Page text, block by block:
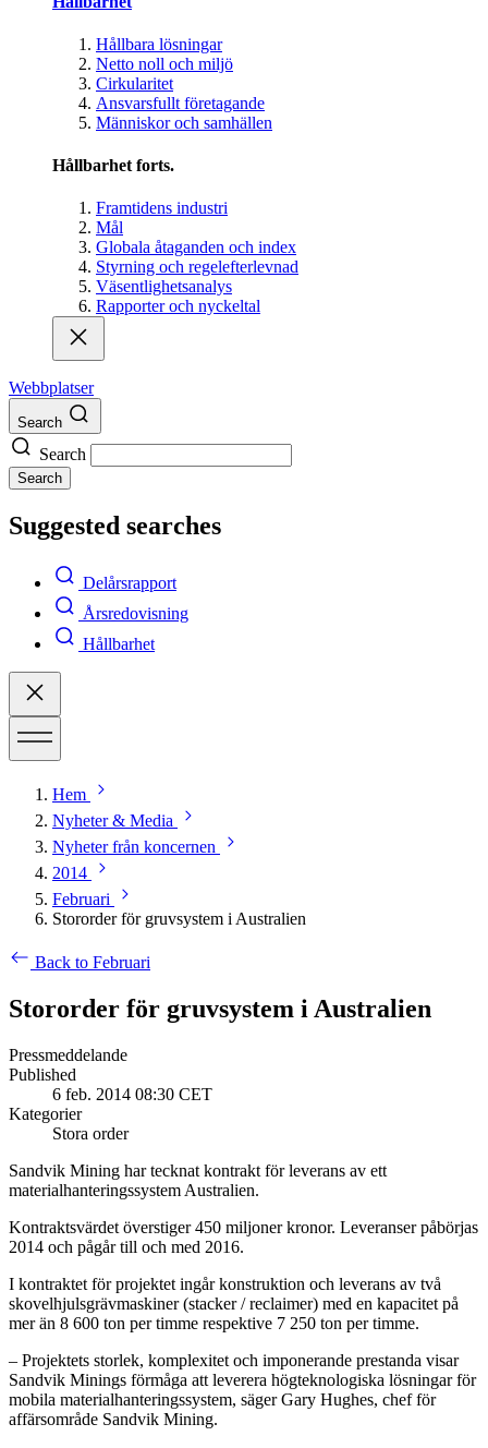
Hållbara lösningar
Netto noll och miljö
Cirkularitet
Ansvarsfullt företagande
Människor och samhällen
Hållbarhet forts.
Framtidens industri
Mål
Globala åtaganden och index
Styrning och regelefterlevnad
Väsentlighetsanalys
Rapporter och nyckeltal
Webbplatser
Search
Search
Search
Suggested searches
Delårsrapport
Årsredovisning
Hållbarhet
Hem
Nyheter & Media
Nyheter från koncernen
2014
Februari
Stororder för gruvsystem i Australien
Back to Februari
Stororder för gruvsystem i Australien
Pressmeddelande
Published
6 feb. 2014 08:30 CET
Kategorier
Stora order
Sandvik Mining har tecknat kontrakt för leverans av ett
materialhanteringssystem Australien.
Kontraktsvärdet överstiger 450 miljoner kronor. Leveranser påbörjas
2014 och pågår till och med 2016.
I kontraktet för projektet ingår konstruktion och leverans av två
skovelhjulsgrävmaskiner (stacker / reclaimer) med en kapacitet på
mer än 8 600 ton per timme respektive 7 250 ton per timme.
– Projektets storlek, komplexitet och imponerande prestanda visar
Sandvik Minings förmåga att leverera högteknologiska lösningar för
mobila materialhanteringssystem, säger Gary Hughes, chef för
affärsområde Sandvik Mining.